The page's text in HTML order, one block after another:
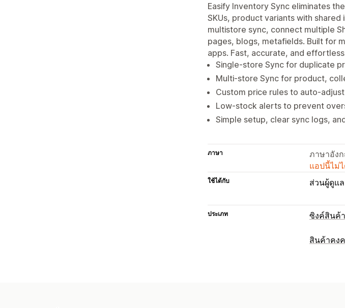
Easify Inventory Sync eliminates
SKUs, product variants with
multistore sync, connect multiple
pages, blogs, metafields. Built for
apps. Fast, accurate, and
Single-store Sync for duplicate
Multi-store Sync for product,
Custom price rules to auto-
Low-stock alerts to prevent
Simple setup, clear sync logs,
ภาษา
ภาษาอัง
แอปนี้ไม่
ใช้ได้กับ ส่วนผู้ดูแ
ประเภท ซิงค์สินค้
ประเภท
สินค้าคง